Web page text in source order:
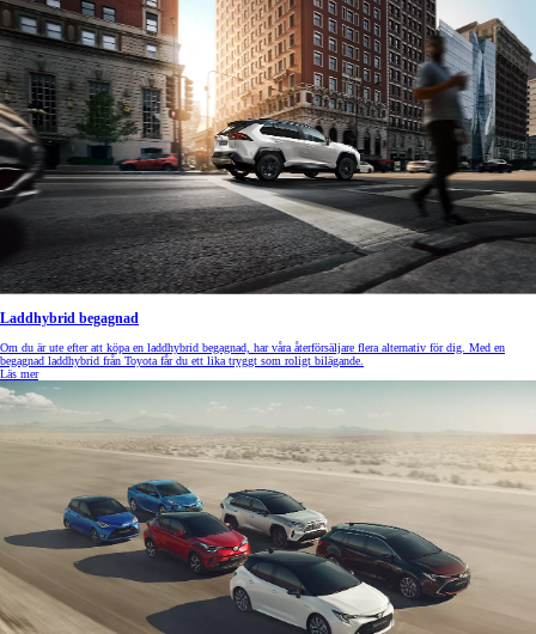
Laddhybrid begagnad
Om du är ute efter att köpa en laddhybrid begagnad, har våra återförsäljare flera alternativ för dig. Med en
begagnad laddhybrid från Toyota får du ett lika tryggt som roligt bilägande.
Läs mer